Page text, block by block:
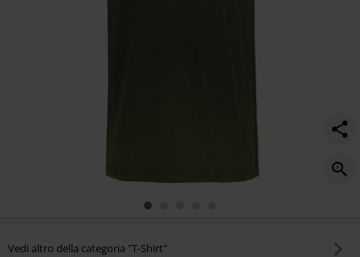
Vedi altro della categoria "T-Shirt"